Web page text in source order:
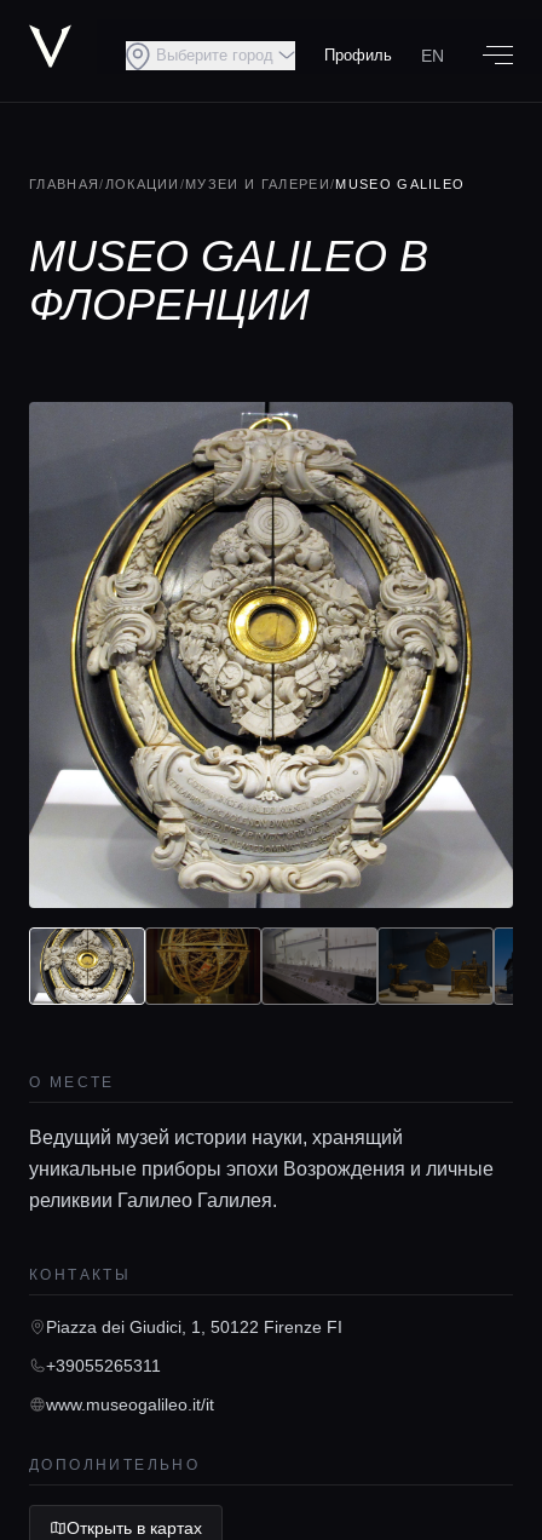
Локации
Гиды
Консьерж сервис
Выберите город Профиль EN
ГЛАВНАЯ/ ЛОКАЦИИ /МУЗЕИ И ГАЛЕРЕИ/MUSEO GALILEO
MUSEO GALILEO В
ФЛОРЕНЦИИ
О МЕСТЕ
Ведущий музей истории науки, хранящий
уникальные приборы эпохи Возрождения и личные
реликвии Галилео Галилея.
КОНТАКТЫ
Piazza dei Giudici, 1, 50122 Firenze FI
+39055265311
www.museogalileo.it/it
ДОПОЛНИТЕЛЬНО
Открыть в картах